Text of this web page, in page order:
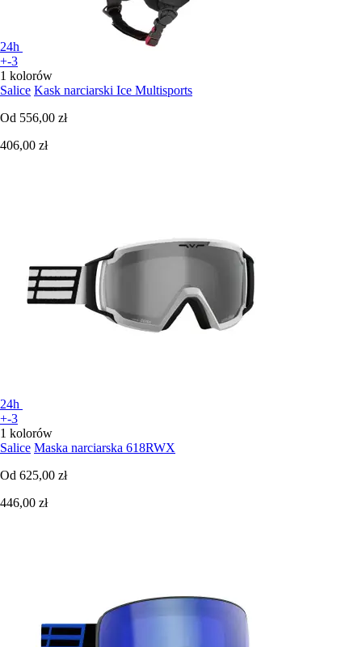
24h
+-3
1 kolorów
Salice Kask narciarski Ice Multisports
Od 556,00 zł
406,00 zł
24h
+-3
1 kolorów
Salice Maska narciarska 618RWX
Od 625,00 zł
446,00 zł